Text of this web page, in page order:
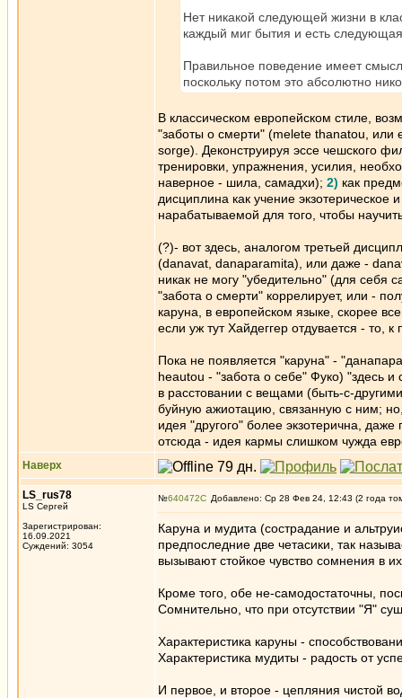
Нет никакой следующей жизни в
каждый миг бытия и есть
Правильное поведение имеет
поскольку потом это абсолютно
В классическом европейском стиле,
"заботы о смерти" (melete thanatou, или
sorge). Деконструируя эссе чешского
тренировки, упражнения, усилия,
наверное - шила, самадхи); 2) как
дисциплина как учение
нарабатываемой для того, чтобы
(?)- вот здесь, аналогом третьей
(danavat, danaparamita), или даже -
никак не могу "убедительно" (для себя
"забота о смерти" коррелирует, или -
каруна, в европейском языке, скорее
если уж тут Хайдеггер отдувается - то,
Пока не появляется "каруна" -
heautou - "забота о себе" Фуко) "здесь
в расстовании с вещами (быть-с-
буйную ажиотацию, связанную с ним;
идея "другого" более экзотерична,
отсюда - идея кармы слишком чужда
Наверх
LS_rus78
LS Сергей
Зарегистрирован:
16.09.2021
Суждений: 3054
№640472 Добавлено: Ср 28 Фев 24, 12:43 (2 года
Каруна и мудита (сострадание и
предпоследние две четасики, так
вызывают стойкое чувство сомнения в
Кроме того, обе не-самодостаточны,
Сомнительно, что при отсутствии "Я"
Характеристика каруны -
Характеристика мудиты - радость от
И первое, и второе - цепляния чистой